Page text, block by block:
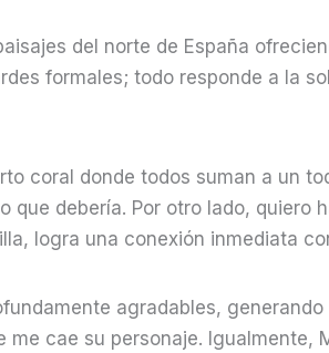
del norte de España
formales; todo responde a la
coral donde todos suman a un
debería. Por otro lado, quiero
logra una conexión inmediata
agradables,
cae su personaje. Igualmente,